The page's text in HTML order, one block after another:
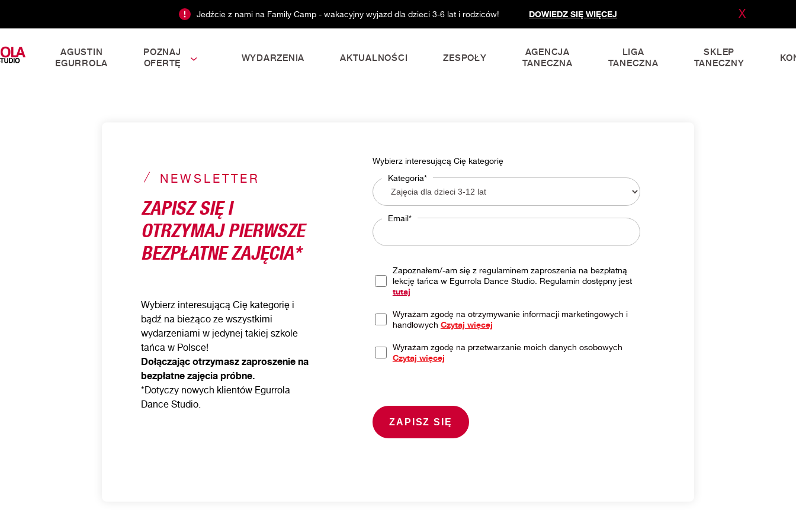
X
Jedźcie z nami na Family Camp - wakacyjny wyjazd dla dzieci 3-6 lat i rodziców! DOWIEDZ SIĘ WIĘCEJ
AGUSTIN
EGURROLA
POZNAJ
OFERTĘ
WYDARZENIA AKTUALNOŚCI ZESPOŁY
AGENCJA
TANECZNA
LIGA
TANECZNA
SKLEP
TANECZNY
NEWSLETTER
ZAPISZ SIĘ I
OTRZYMAJ PIERWSZE
BEZPŁATNE ZAJĘCIA*
Wybierz interesującą Cię kategorię i
bądź na bieżąco ze wszystkimi
wydarzeniami w jedynej takiej szkole
tańca w Polsce!
Dołączając otrzymasz zaproszenie na
bezpłatne zajęcia próbne.
*Dotyczy nowych klientów Egurrola
Dance Studio.
Wybierz interesującą Cię kategorię
Kategoria*
Email*
Zapoznałem/-am się z regulaminem zaproszenia na bezpłatną
lekcję tańca w Egurrola Dance Studio. Regulamin dostępny jest
tutaj
Wyrażam zgodę na otrzymywanie informacji marketingowych i
handlowych Czytaj więcej
Wyrażam zgodę na przetwarzanie moich danych osobowych
Czytaj więcej